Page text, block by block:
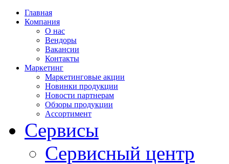
Главная
Компания
О нас
Вендоры
Вакансии
Контакты
Маркетинг
Маркетинговые акции
Новинки продукции
Новости партнерам
Обзоры продукции
Ассортимент
Сервисы
Сервисный центр